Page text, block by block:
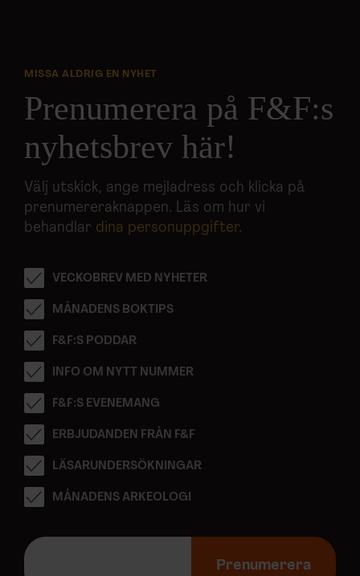
MISSA ALDRIG EN NYHET
Prenumerera på F&F:s
nyhetsbrev här!
Välj utskick, ange mejladress och klicka på
prenumereraknappen. Läs om hur vi
behandlar dina personuppgifter.
VECKOBREV MED NYHETER
MÅNADENS BOKTIPS
F&F:S PODDAR
INFO OM NYTT NUMMER
F&F:S EVENEMANG
ERBJUDANDEN FRÅN F&F
LÄSARUNDERSÖKNINGAR
MÅNADENS ARKEOLOGI
E
Prenumerera